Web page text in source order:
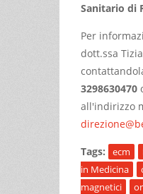
Sanitario di
Per
dott.ssa
3298630470
all'indirizzo
Tags: ecm
in Medicina
magnetici